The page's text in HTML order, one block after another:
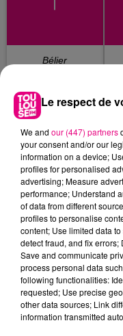
Bélier
Cancer
Balance
Le respect de
We and our (447) partners
your consent and/or our
information on a device;
profiles for personalised
advertising; Measure
performance; Understand
of data from different
profiles to personalise
content; Use limited data
detect fraud, and fix
Save and communicate
process personal data
following functionalities:
requested; Use precise
other data sources; Link
information transmitted